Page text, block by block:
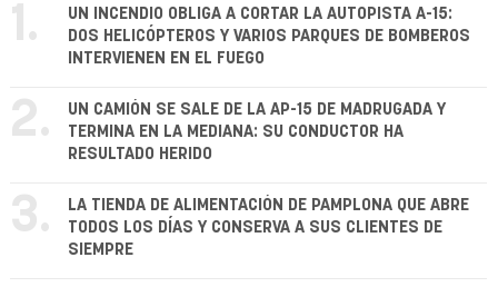
1.
UN INCENDIO OBLIGA A CORTAR LA AUTOPISTA A-15:
DOS HELICÓPTEROS Y VARIOS PARQUES DE BOMBEROS
INTERVIENEN EN EL FUEGO
2.
UN CAMIÓN SE SALE DE LA AP-15 DE MADRUGADA Y
TERMINA EN LA MEDIANA: SU CONDUCTOR HA
RESULTADO HERIDO
3.
LA TIENDA DE ALIMENTACIÓN DE PAMPLONA QUE ABRE
TODOS LOS DÍAS Y CONSERVA A SUS CLIENTES DE
SIEMPRE